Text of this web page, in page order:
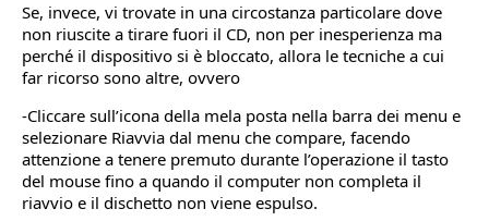
Se, invece, vi trovate in una circostanza particolare dove
non riuscite a tirare fuori il CD, non per inesperienza ma
perché il dispositivo si è bloccato, allora le tecniche a cui
far ricorso sono altre, ovvero
-Cliccare sull’icona della mela posta nella barra dei menu e
selezionare Riavvia dal menu che compare, facendo
attenzione a tenere premuto durante l’operazione il tasto
del mouse fino a quando il computer non completa il
riavvio e il dischetto non viene espulso.